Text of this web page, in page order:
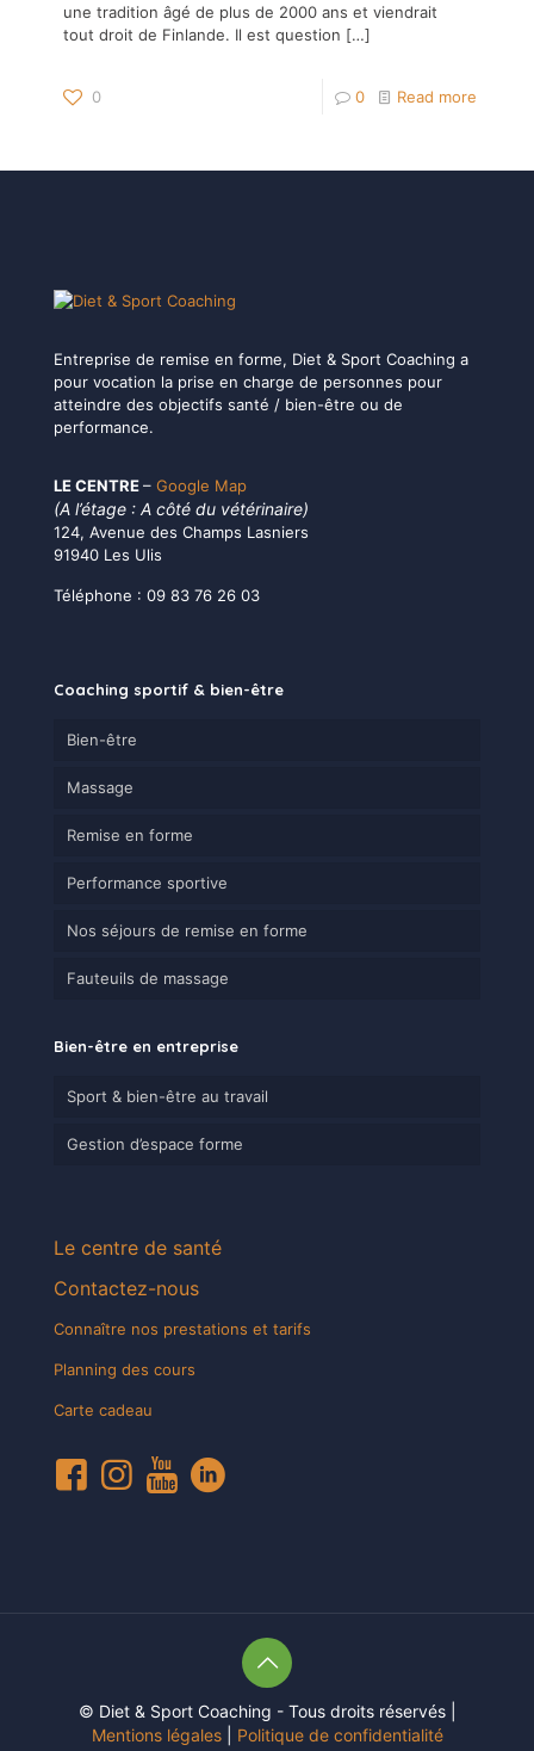
une tradition âgé de plus de 2000 ans et viendrait
tout droit de Finlande. Il est question […]
0 0 Read more
Entreprise de remise en forme, Diet & Sport Coaching a
pour vocation la prise en charge de personnes pour
atteindre des objectifs santé / bien-être ou de
performance.
LE CENTRE– Google Map
(A l’étage : A côté du vétérinaire)
124, Avenue des Champs Lasniers
91940 Les Ulis
Téléphone : 09 83 76 26 03
Coaching sportif & bien-être
Bien-être
Massage
Remise en forme
Performance sportive
Nos séjours de remise en forme
Fauteuils de massage
Bien-être en entreprise
Sport & bien-être au travail
Gestion d’espace forme
Le centre de santé
Contactez-nous
Connaître nos prestations et tarifs
Planning des cours
Carte cadeau
© Diet & Sport Coaching - Tous droits réservés |
Mentions légales| Politique de confidentialité